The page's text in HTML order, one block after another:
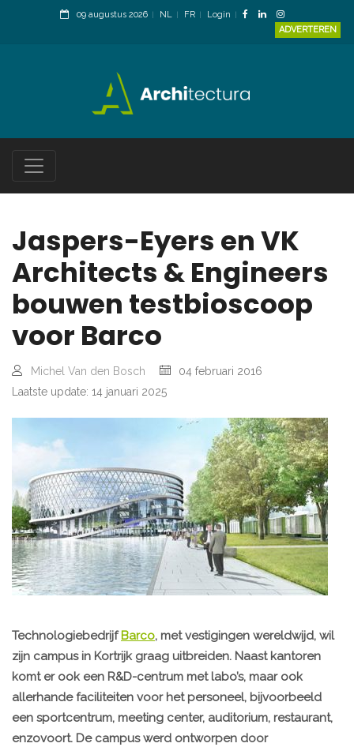
09 augustus 2026 NL FR
Login
ADVERTEREN
Jaspers-Eyers en VK
Architects & Engineers
bouwen testbioscoop
voor Barco
Michel Van den Bosch
04 februari 2016
Laatste update: 14 januari 2025
Technologiebedrijf Barco, met vestigingen wereldwijd, wil
zijn campus in Kortrijk graag uitbreiden. Naast kantoren
komt er ook een R&D-centrum met labo’s, maar ook
allerhande faciliteiten voor het personeel, bijvoorbeeld
een sportcentrum, meeting center, auditorium, restaurant,
enzovoort. De campus werd ontworpen door